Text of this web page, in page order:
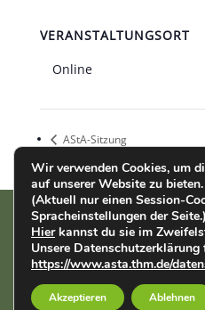
VERANSTALTUNGSORT
Online
AStA-Sitzung
AStA der THM | Wiesenstr. 14
Wir verwenden Cookies, um
auf unserer Website zu bieten.
(Aktuell nur einen Session-
Spracheinstellungen der Seite.)
Hierkannst du sie im
Unsere
https://www.asta.thm.de/
Akzeptieren Ablehnen